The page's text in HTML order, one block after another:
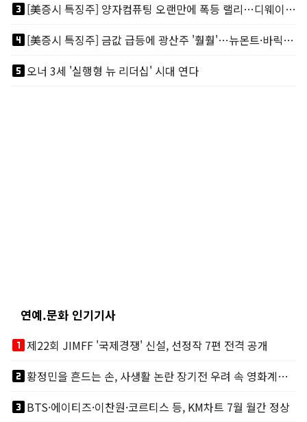
looks_3
[美증시 특징주] 양자컴퓨팅 오랜만에 폭등 랠리…디웨이브·아이온큐 주도
looks_4
[美증시 특징주] 금값 급등에 광산주 '훨훨'…뉴몬트·바릭마이닝 주도
looks_5오너 3세 '실행형 뉴 리더십' 시대 연다
연예.문화 인기기사
looks_one제22회 JIMFF '국제경쟁' 신설, 선정작 7편 전격 공개
looks_two
황정민을 흔드는 손, 사생활 논란 장기전 우려 속 영화계도 리스크
looks_3BTS·에이티즈·이찬원·코르티스 등, KM차트 7월 월간 정상